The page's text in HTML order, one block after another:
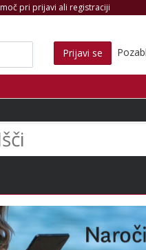
pri prijavi ali registraciji
Prijavi se